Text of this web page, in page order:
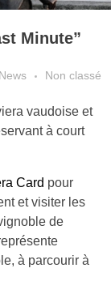
Minute”
News Non classé
vaudoise et
à court
Card pour
et visiter les
de
à parcourir à